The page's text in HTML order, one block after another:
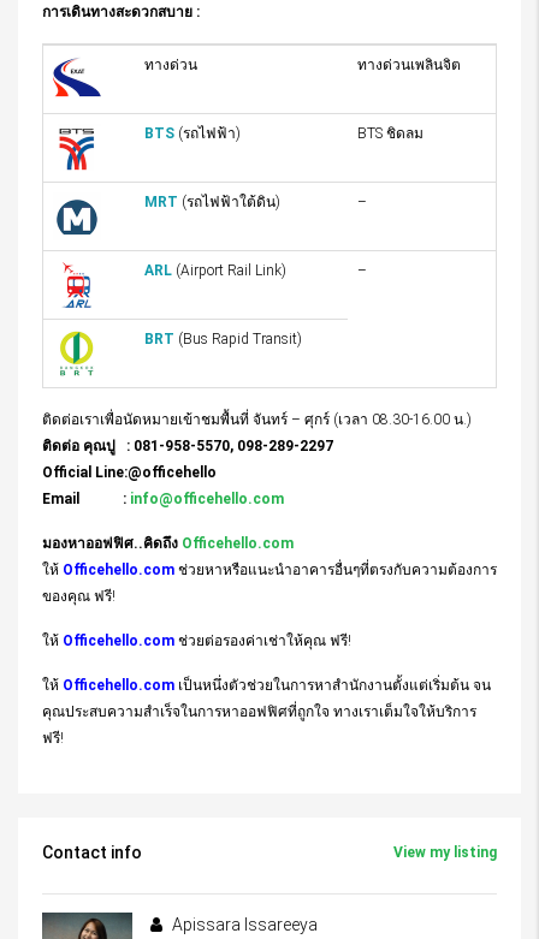
การเดินทางสะดวกสบาย :
ทางด่วน ทางด่วนเพลินจิต
BTS (รถไฟฟ้า) BTS ชิดลม
MRT (รถไฟฟ้าใต้ดิน) –
ARL (Airport Rail Link) –
BRT (Bus Rapid Transit)
ติดต่อเราเพื่อนัดหมายเข้าชมพื้นที่ จันทร์ – ศุกร์ (เวลา 08.30-16.00 น.)
ติดต่อ คุณปู : 081-958-5570, 098-289-2297
Official Line:@officehello
Email : info@officehello.com
มองหาออฟฟิศ..คิดถึง Officehello.com
ให้ Officehello.com ช่วยหาหรือแนะนำอาคารอื่นๆที่ตรงกับความต้องการ
ของคุณ ฟรี!
ให้ Officehello.com ช่วยต่อรองค่าเช่าให้คุณ ฟรี!
ให้ Officehello.com เป็นหนึ่งตัวช่วยในการหาสำนักงานตั้งแต่เริ่มต้น จน
คุณประสบความสำเร็จในการหาออฟฟิศที่ถูกใจ ทางเราเต็มใจให้บริการ
ฟรี!
Contact info View my listing
Apissara Issareeya